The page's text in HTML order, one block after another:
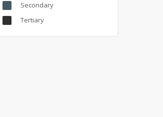
Secondary
Tertiary